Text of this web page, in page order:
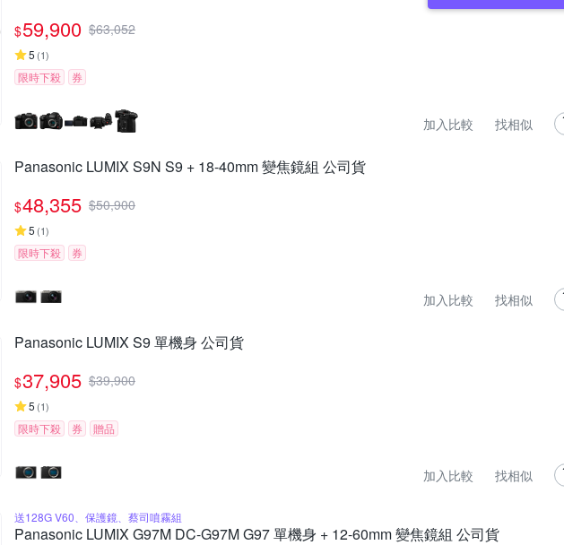
$59,900 $63,052
5 (1)
限時下殺 券
加入比較 找相似
Panasonic LUMIX S9N S9 + 18-40mm 變焦鏡組 公司貨
$48,355 $50,900
5 (1)
限時下殺 券
加入比較 找相似
Panasonic LUMIX S9 單機身 公司貨
$37,905 $39,900
5 (1)
限時下殺 券 贈品
加入比較 找相似
送128G V60、保護鏡、蔡司噴霧組
Panasonic LUMIX G97M DC-G97M G97 單機身 + 12-60mm 變焦鏡組 公司貨